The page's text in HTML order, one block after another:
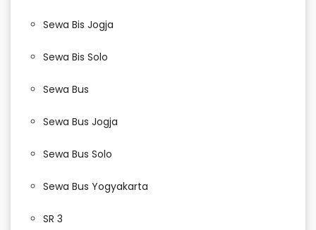
Sewa Bis Jogja
Sewa Bis Solo
Sewa Bus
Sewa Bus Jogja
Sewa Bus Solo
Sewa Bus Yogyakarta
SR 3